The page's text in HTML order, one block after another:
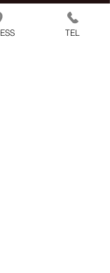
ズ(身長170㎝、
TEL